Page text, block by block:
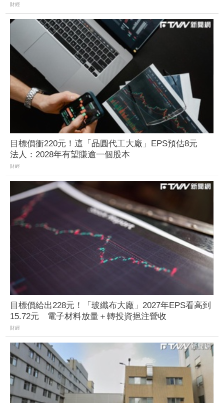
財經
目標價衝220元！這「晶圓代工大廠」EPS預估8元
法人：2028年有望賺逾一個股本
財經
目標價給出228元！「玻纖布大廠」2027年EPS看高到
15.72元 電子材料放量＋轉投資挹注營收
財經